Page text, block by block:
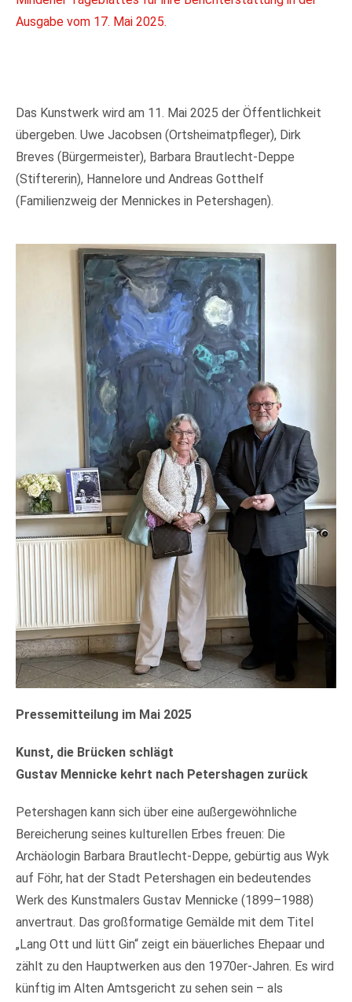
Ausgabe vom 17. Mai 2025.
Das Kunstwerk wird am 11. Mai 2025 der Öffentlichkeit
übergeben. Uwe Jacobsen (Ortsheimatpfleger), Dirk
Breves (Bürgermeister), Barbara Brautlecht-Deppe
(Stiftererin), Hannelore und Andreas Gotthelf
(Familienzweig der Mennickes in Petershagen).
Pressemitteilung im Mai 2025
Kunst, die Brücken schlägt
Gustav Mennicke kehrt nach Petershagen zurück
Petershagen kann sich über eine außergewöhnliche
Bereicherung seines kulturellen Erbes freuen: Die
Archäologin Barbara Brautlecht-Deppe, gebürtig aus Wyk
auf Föhr, hat der Stadt Petershagen ein bedeutendes
Werk des Kunstmalers Gustav Mennicke (1899–1988)
anvertraut. Das großformatige Gemälde mit dem Titel
„Lang Ott und lütt Gin“ zeigt ein bäuerliches Ehepaar und
zählt zu den Hauptwerken aus den 1970er-Jahren. Es wird
künftig im Alten Amtsgericht zu sehen sein – als